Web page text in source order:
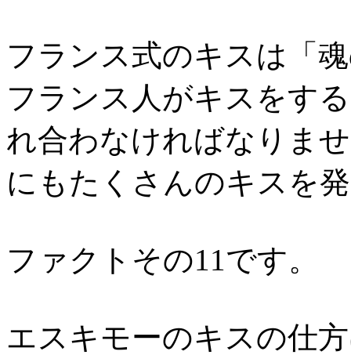
フランス式のキスは「
フランス人がキスをす
れ合わなければなりま
にもたくさんのキスを
ファクトその11です。
エスキモーのキスの仕